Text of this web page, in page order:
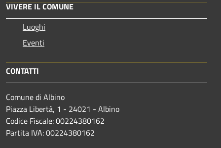
VIVERE IL COMUNE
Luoghi
Eventi
CONTATTI
Comune di Albino
Piazza Libertà, 1 - 24021 - Albino
Codice Fiscale: 00224380162
Partita IVA: 00224380162